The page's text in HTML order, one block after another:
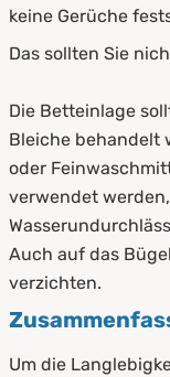
keine Gerüche
Das sollten Sie
Die Betteinlage
Bleiche behandelt
oder
verwendet
Auch auf das
verzichten.
Um die